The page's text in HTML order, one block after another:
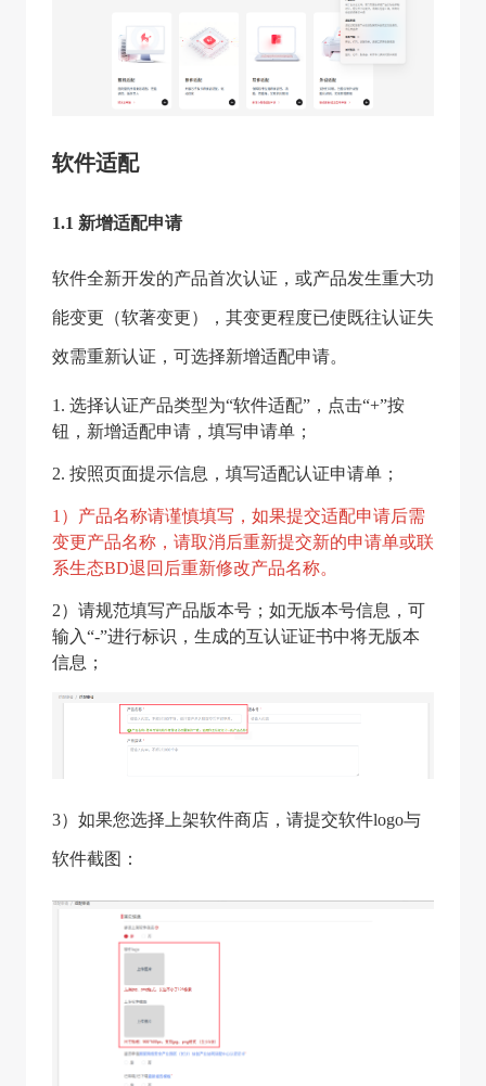
软件适配
1.1 新增适配申请
软件全新开发的产品首次认证，或产品发生重大功
能变更（软著变更），其变更程度已使既往认证失
效需重新认证，可选择新增适配申请。
1. 选择认证产品类型为“软件适配”，点击“+”按
钮，新增适配申请，填写申请单；
2. 按照页面提示信息，填写适配认证申请单；
1）产品名称请谨慎填写，如果提交适配申请后需
变更产品名称，请取消后重新提交新的申请单或联
系生态BD退回后重新修改产品名称。
2）请规范填写产品版本号；如无版本号信息，可
输入“-”进行标识，生成的互认证证书中将无版本
信息；
3）如果您选择上架软件商店，请提交软件logo与
软件截图：